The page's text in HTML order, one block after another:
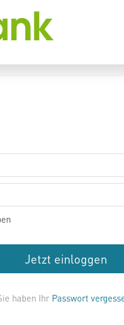
Jetzt einloggen
haben Ihr Passwort